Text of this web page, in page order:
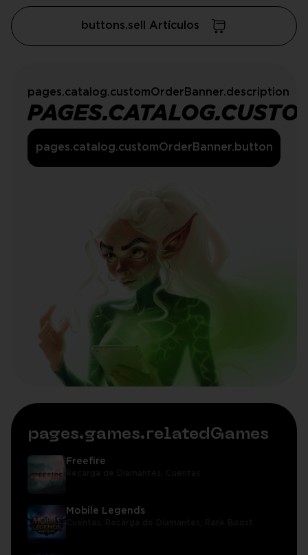
buttons.sell Artículos
pages.catalog.customOrderBanner.description
pages.catalog.customOrderBanner.button
pages.games.relatedGames
Freefire
Mobile Legends